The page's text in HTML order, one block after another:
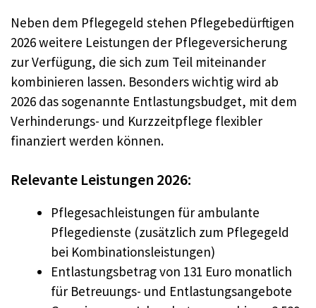
Neben dem Pflegegeld stehen Pflegebedürftigen
2026 weitere Leistungen der Pflegeversicherung
zur Verfügung, die sich zum Teil miteinander
kombinieren lassen. Besonders wichtig wird ab
2026 das sogenannte Entlastungsbudget, mit dem
Verhinderungs- und Kurzzeitpflege flexibler
finanziert werden können.
Relevante Leistungen 2026:
Pflegesachleistungen für ambulante
Pflegedienste (zusätzlich zum Pflegegeld
bei Kombinationsleistungen)
Entlastungsbetrag von 131 Euro monatlich
für Betreuungs- und Entlastungsangebote